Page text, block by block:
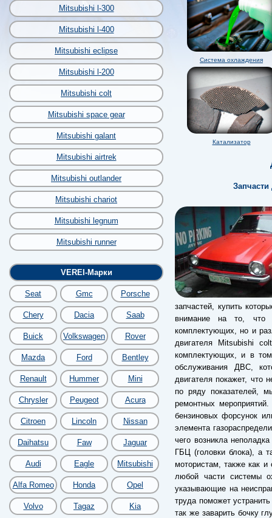
Mitsubishi l-300
Mitsubishi l-400
Mitsubishi eclipse
Mitsubishi l-200
Mitsubishi colt
Mitsubishi space gear
Mitsubishi galant
Mitsubishi airtrek
Mitsubishi outlander
Mitsubishi chariot
Mitsubishi legnum
Mitsubishi runner
VEREI-Марки
Seat Gmc Porsche
Chery Dacia Saab
Buick Volkswagen Rover
Mazda Ford Bentley
Renault Hummer Mini
Chrysler Peugeot Acura
Citroen Lincoln Nissan
Daihatsu Faw Jaguar
Audi Eagle Mitsubishi
Alfa Romeo Honda Opel
Volvo Tagaz Kia
Система охлаждения
Катализатор
запчастей, купить
внимание на то, что
комплектующих, но и
двигателя Mitsubishi
комплектующих, и в том
обслуживания ДВС,
двигателя покажет, что
по ряду показателей,
ремонтных
бензиновых форсунок
элемента
чего возникла
ГБЦ (головки блока), а
мотористам, также как
любой части системы
указывающие на
труда поможет
так же заварить бочку